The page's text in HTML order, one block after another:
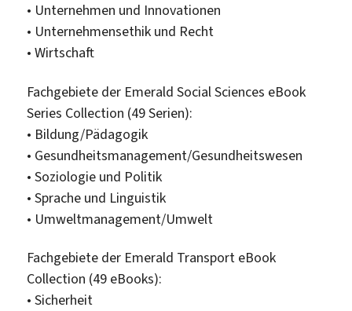
• Unternehmen und Innovationen
• Unternehmensethik und Recht
• Wirtschaft
Fachgebiete der Emerald Social Sciences eBook
Series Collection (49 Serien):
• Bildung/Pädagogik
• Gesundheitsmanagement/Gesundheitswesen
• Soziologie und Politik
• Sprache und Linguistik
• Umweltmanagement/Umwelt
Fachgebiete der Emerald Transport eBook
Collection (49 eBooks):
• Sicherheit